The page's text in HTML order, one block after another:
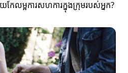
យកែលម្អការសហការក្នុងក្រុមរបស់អ្នក?